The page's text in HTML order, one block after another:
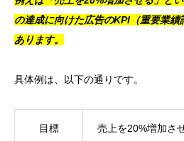
の達成に向けた広告のKPI（重要業
あります。
具体例は、以下の通りです。
目標 売上を20%増加さ